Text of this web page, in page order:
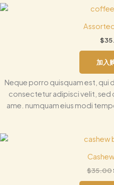
$
加入
Neque porro quisquam est, qui
consectetur adipisci velit, sed
ame. numquam eius modi
$35.00